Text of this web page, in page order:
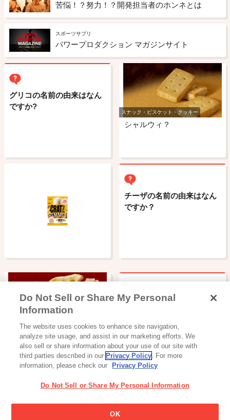
苦悩！？努力！？開発担当者のホンネとは
スポーツサプリ
パワープロダクション マガジンサイト
グリコの名前の由来はなん
ですか?
スナック・ビスケット・クッキー
シャルウィ？
チーザの名前の由来はなん
ですか？
コメッコ
ビスコの男の子の名前はな
製品の名前はどうやって決
Do Not Sell or Share My Personal
Information
The website uses cookies to enhance site navigation,
analyze site usage, and assist in our marketing efforts. We
also sell or share information about your use of our site with
third parties described in our Privacy Policy. For more
information, please check our
Privacy Policy
Do Not Sell or Share My Personal Information
OK